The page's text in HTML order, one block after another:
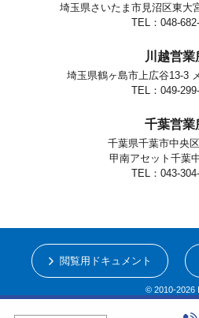
埼玉県さいたま市見沼区東大
TEL：048-
川越営業
埼玉県鶴ヶ島市上広谷13-3
TEL：049-
千葉営業
千葉県千葉市中央
甲南アセット千葉
TEL：043-
© 2010-2026
閲覧用ドキュメント